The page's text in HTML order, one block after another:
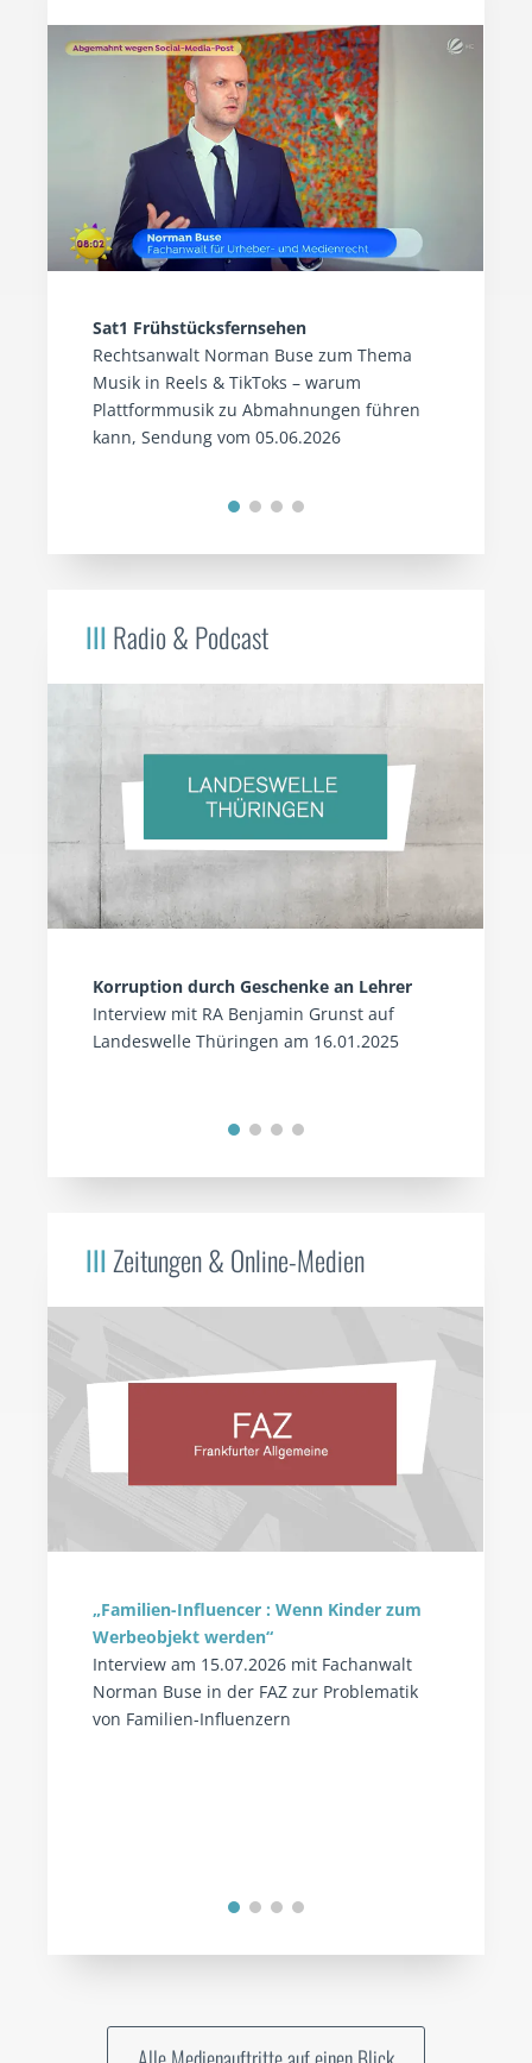
Sat1 Frühstücksfernsehen
Rechtsanwalt Norman Buse zum Thema
Musik in Reels & TikToks – warum
Plattformmusik zu Abmahnungen führen
kann, Sendung vom 05.06.2026
III Radio & Podcast
Korruption durch Geschenke an Lehrer
Interview mit RA Benjamin Grunst auf
Landeswelle Thüringen am 16.01.2025
IIIZeitungen & Online-Medien
„Familien-Influencer : Wenn Kinder zum
Werbeobjekt werden“
Interview am 15.07.2026 mit Fachanwalt
Norman Buse in der FAZ zur Problematik
von Familien-Influenzern